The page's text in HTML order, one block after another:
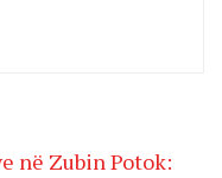
në Zubin Potok: